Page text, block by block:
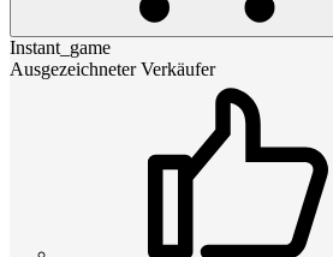
Instant_game
Ausgezeichneter Verkäufer